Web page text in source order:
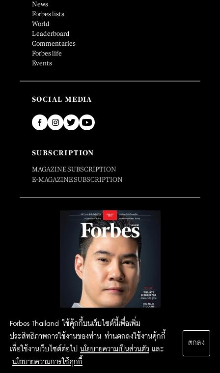
Forbes Thailand ใช้คุ้กกี้บนเว็บไซต์นี้เพื่อเพิ่ม
ประสิทธิภาพการใช้งานของท่าน ท่านตกลงใช้งานคุ้กกี้
เพื่อใช้งานเว็บไซต์ต่อไป นโยบายความเป็นส่วนตัว และ
นโยบายความการใช้คุกกี้
ตกลง
News
Forbes lists
World
Leaderboard
Commentaries
Forbes life
Events
SOCIAL MEDIA
SUBSCRIPTION
MAGAZINE SUBSCRIPTION
E-MAGAZINE SUBSCRIPTION
2015 Forbesthailand.com ALL RIGHTS RESERVED